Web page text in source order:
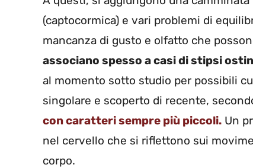
(captocormica) e vari problemi di
mancanza di gusto e olfatto che
associano spesso a casi di stipsi
al momento sotto studio per possibili
singolare e scoperto di recente,
con caratteri sempre più piccoli. Un
nel cervello che si riflettono sui
corpo.